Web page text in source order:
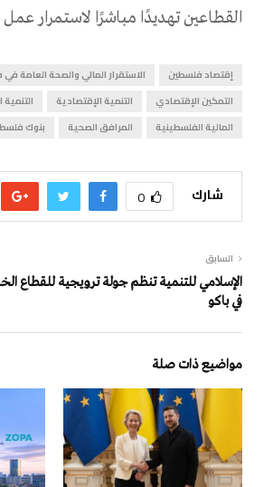
القطاعين تهديدًا مباشرًا لاستمرار عمل
إقتصاد فلسطين الاستقرار المالي والصحة العامة
التمكين الإقتصادي
التنمية الإقتصادية
المالية الفلسطينية
المرافق الصحية بنوك
شارك 0
السابق
الإسلامي للتنمية تنظم جولة ترويجية للقطاع
في باكو
مواضيع ذات صلة